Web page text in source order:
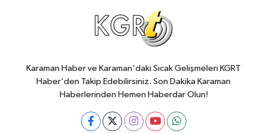
Karaman Haber ve Karaman'daki Sıcak Gelişmeleri KGRT
Haber'den Takip Edebilirsiniz. Son Dakika Karaman
Haberlerinden Hemen Haberdar Olun!